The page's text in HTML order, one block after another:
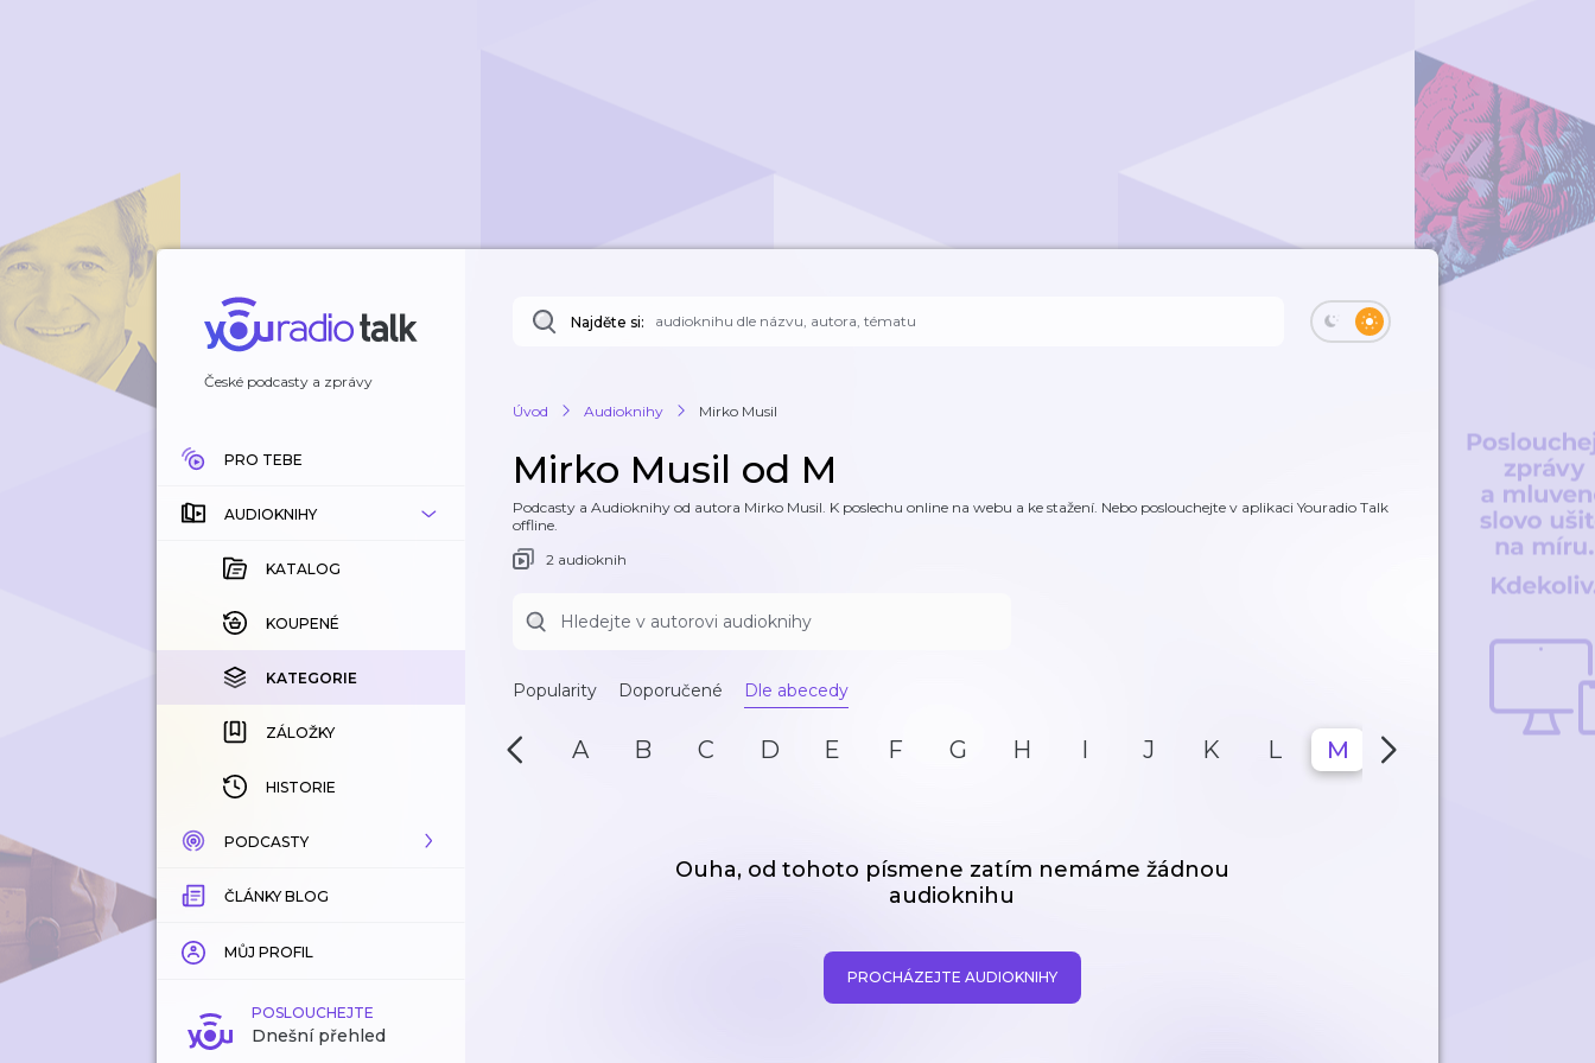
České podcasty a zprávy
PRO TEBE
AUDIOKNIHY
KATALOG
KOUPENÉ
KATEGORIE
ZÁLOŽKY
HISTORIE
PODCASTY
KATALOG
KATEGORIE
ZÁLOŽKY
ČLÁNKY BLOG
MŮJ PROFIL
POSLOUCHEJTE
Dnešní přehled
Najděte si:
Úvod Audioknihy Mirko Musil
Mirko Musil od M
Podcasty a Audioknihy od autora Mirko Musil. K poslechu online na webu a ke stažení. Nebo poslouchejte v aplikaci Youradio Talk
offline.
2 audioknih
Popularity Doporučené Dle abecedy
A B C D E F G H I J K L M N
Ouha, od tohoto písmene zatím nemáme žádnou
audioknihu
PROCHÁZEJTE AUDIOKNIHY